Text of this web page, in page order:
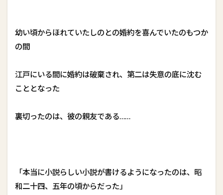
幼い頃からほれていたしのとの婚約を喜んでいたのもつか
の間
江戸にいる間に婚約は破棄され、第二は失意の底に沈む
こととなった
裏切ったのは、彼の親友である……
「本当に小説らしい小説が書けるようになったのは、昭
和二十四、五年の頃からだった」